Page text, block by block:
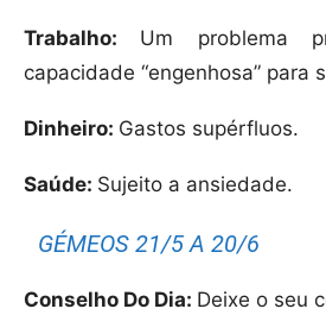
Trabalho: Um problema
capacidade “engenhosa” para
Dinheiro: Gastos supérfluos.
Saúde: Sujeito a ansiedade.
GÉMEOS 21/5 A 20/6
Conselho Do Dia: Deixe o seu